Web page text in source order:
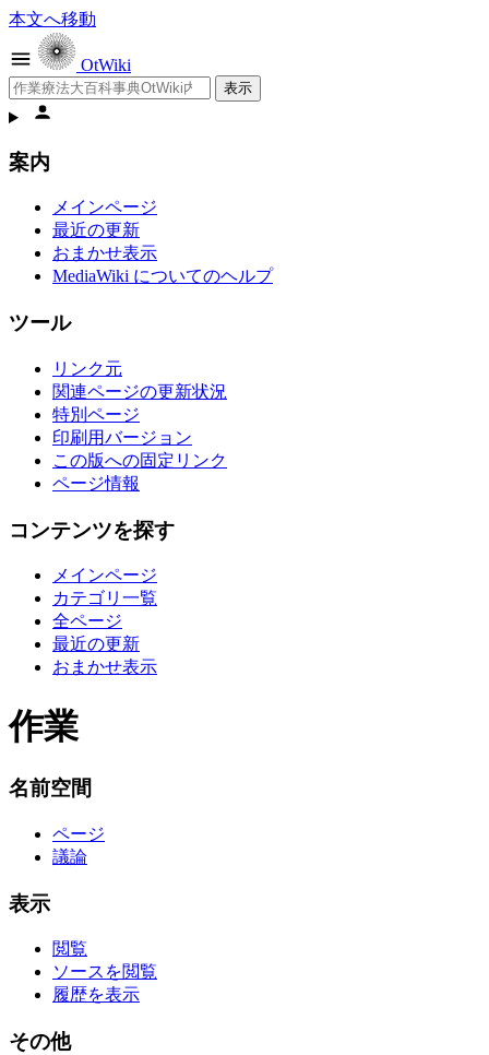
本文へ移動
OtWiki
検索
案内
メインページ
最近の更新
おまかせ表示
MediaWiki についてのヘルプ
ツール
リンク元
関連ページの更新状況
特別ページ
印刷用バージョン
この版への固定リンク
ページ情報
コンテンツを探す
メインページ
カテゴリ一覧
全ページ
最近の更新
おまかせ表示
作業
名前空間
ページ
議論
表示
閲覧
ソースを閲覧
履歴を表示
その他